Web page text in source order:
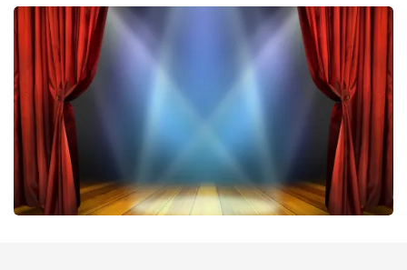
Don Omar
464 laatste 30 minuten
BESTEL NU